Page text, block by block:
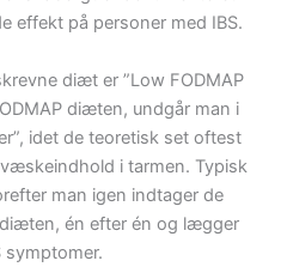
effekt på personer med IBS.
diæt er ”Low FODMAP
diæten, undgår man i
idet de teoretisk set oftest
i tarmen. Typisk
man igen indtager de
én efter én og lægger
symptomer.